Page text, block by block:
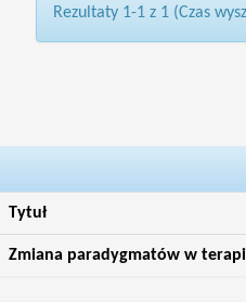
Rezultaty 1-1 z 1 (Czas
Tytuł
Zmiana paradygmatów w